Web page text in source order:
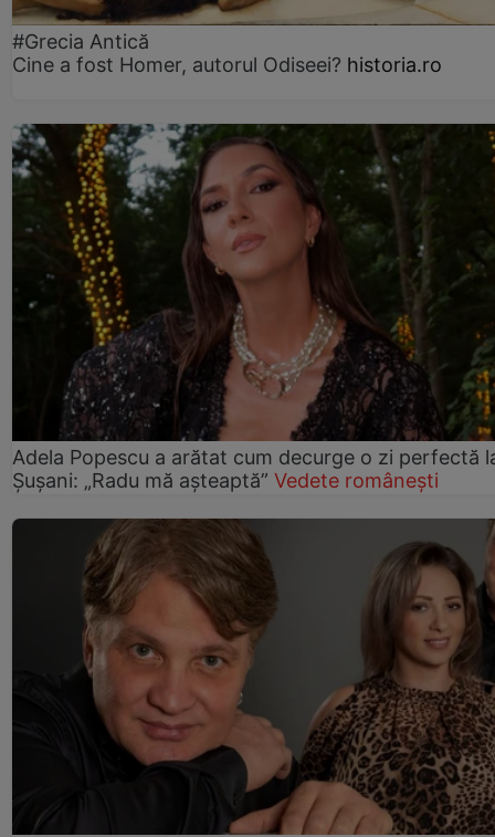
#Grecia Antică
Cine a fost Homer, autorul Odiseei? historia.ro
Adela Popescu a arătat cum decurge o zi perfectă
Șușani: „Radu mă așteaptă” Vedete românești